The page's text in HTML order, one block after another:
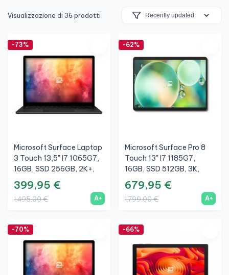
un prezzo molto più accessibile.
Visualizzazione di 36 prodotti
-73%
Microsoft Surface Laptop
3 Touch 13,5" I7 1065G7,
16GB, SSD 256GB, 2K+,
Nero, A+
399,95 €
1.495,00 € A+
-62%
Microsoft Surface Pro 8
Touch 13" I7 1185G7,
16GB, SSD 512GB, 3K,
Grafite, A+
679,95 €
1.799,00 € A+
-70% -66%